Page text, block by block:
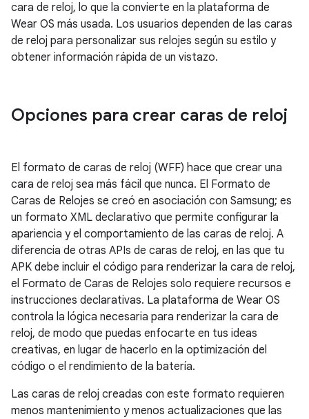
cara de reloj, lo que la convierte en la plataforma de
Wear OS más usada. Los usuarios dependen de las caras
de reloj para personalizar sus relojes según su estilo y
obtener información rápida de un vistazo.
Opciones para crear caras de reloj
El formato de caras de reloj (WFF) hace que crear una
cara de reloj sea más fácil que nunca. El Formato de
Caras de Relojes se creó en asociación con Samsung; es
un formato XML declarativo que permite configurar la
apariencia y el comportamiento de las caras de reloj. A
diferencia de otras APIs de caras de reloj, en las que tu
APK debe incluir el código para renderizar la cara de reloj,
el Formato de Caras de Relojes solo requiere recursos e
instrucciones declarativas. La plataforma de Wear OS
controla la lógica necesaria para renderizar la cara de
reloj, de modo que puedas enfocarte en tus ideas
creativas, en lugar de hacerlo en la optimización del
código o el rendimiento de la batería.
Las caras de reloj creadas con este formato requieren
menos mantenimiento y menos actualizaciones que las